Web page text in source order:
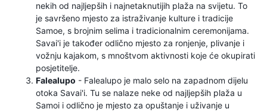
nekih od najljepših i najnetaknutijih plaža na svijetu. To
je savršeno mjesto za istraživanje kulture i tradicije
Samoe, s brojnim selima i tradicionalnim ceremonijama.
Savai'i je također odlično mjesto za ronjenje, plivanje i
vožnju kajakom, s mnoštvom aktivnosti koje će okupirati
posjetitelje.
Falealupo - Falealupo je malo selo na zapadnom dijelu
otoka Savai'i. Tu se nalaze neke od najljepših plaža u
Samoi i odlično je mjesto za opuštanje i uživanje u